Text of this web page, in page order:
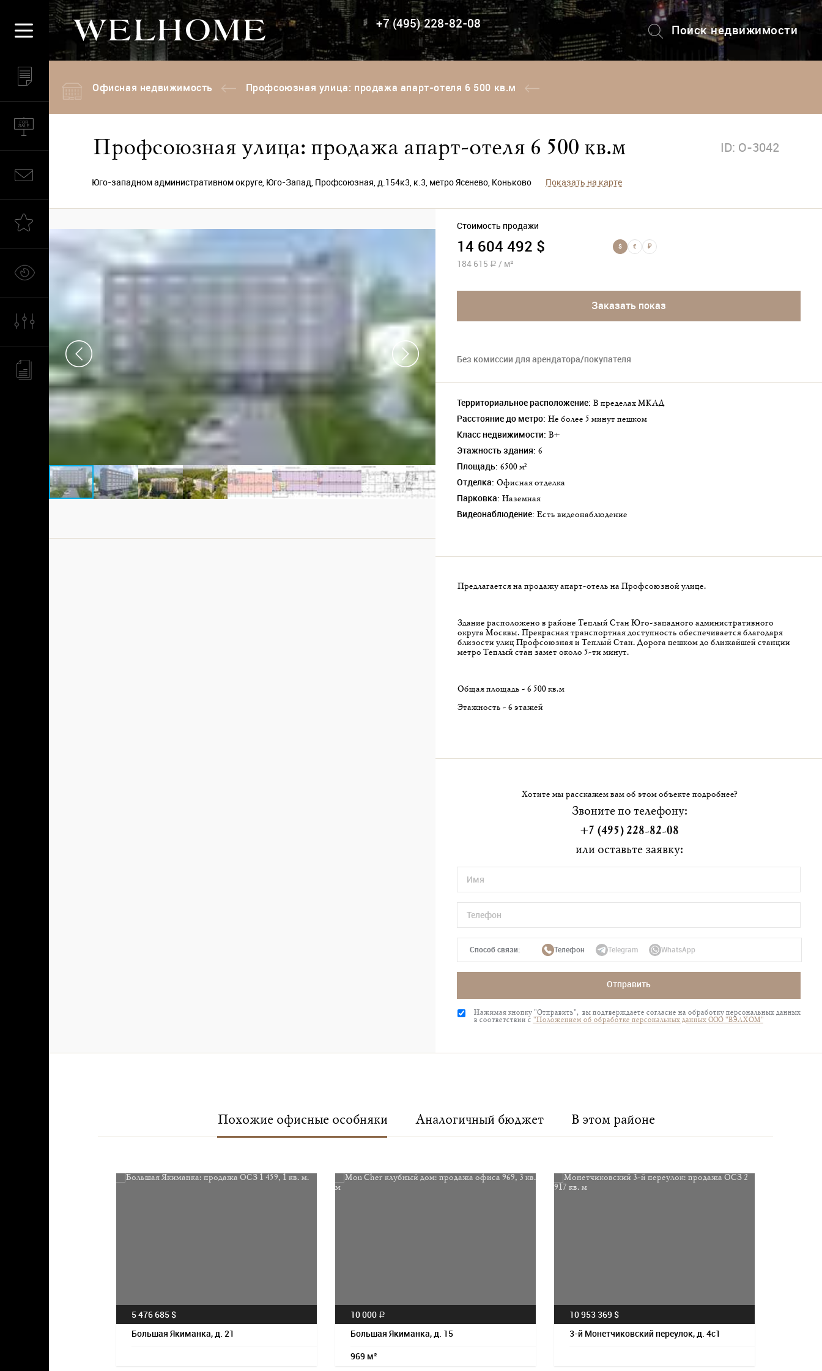
+7 (495) 228-82-08
Поиск недвижимости
+7 (495) 228-82-08
Офисная недвижимость Профсоюзная улица: продажа апарт-отеля 6 500 кв.м
Профсоюзная улица: продажа апарт-отеля 6 500 кв.м ID: O-3042
Юго-западном административном округе, Юго-Запад, Профсоюзная, д.154к3, к.3, метро Ясенево, Коньково Показать на карте
Стоимость продажи
14 604 492 $ $ € ₽
184 615 a / м²
Заказать показ
Без комиссии для арендатора/покупателя
Территориальное расположение: в пределах МКАД
Расстояние до метро: не более 5 минут пешком
Класс недвижимости: B+
Этажность здания: 6
Площадь: 6500 м²
Отделка: Офисная отделка
Парковка: наземная
Видеонаблюдение: Есть видеонаблюдение
Предлагается на продажу апарт-отель на Профсоюзной улице.
Здание расположено в районе Теплый Стан Юго-западного административного
округа Москвы. Прекрасная транспортная доступность обеспечивается благодаря
близости улиц Профсоюзная и Теплый Стан. Дорога пешком до ближайшей станции
метро Теплый стан замет около 5-ти минут.
Общая площадь - 6 500 кв.м
Этажность - 6 этажей
Хотите мы расскажем вам об этом объекте подробнее?
Звоните по телефону:
+7 (495) 228-82-08
или оставьте заявку:
Способ связи: Телефон Telegram WhatsApp
Отправить
Нажимая кнопку "Отправить", вы подтверждаете согласие на обработку персональных данных
в соответствии с "Положением об обработке персональных данных ООО "ВЭЛХОМ"
Похожие офисные особняки Аналогичный бюджет В этом районе
5 476 685 $
Большая Якиманка, д. 21
10 000 a
Большая Якиманка, д. 15
969 м²
10 953 369 $
3-й Монетчиковский переулок, д. 4с1